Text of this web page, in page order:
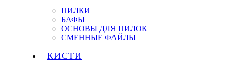
ПИЛКИ
БАФЫ
ОСНОВЫ ДЛЯ ПИЛОК
СМЕННЫЕ ФАЙЛЫ
КИСТИ